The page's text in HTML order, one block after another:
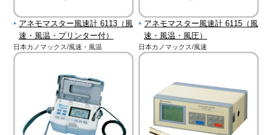
アネモマスター風速計 6113（風
速・風温・プリンター付）
日本カノマックス/風速・風温
アネモマスター風速計 6115（風
速・風温・風圧）
日本カノマックス/風速